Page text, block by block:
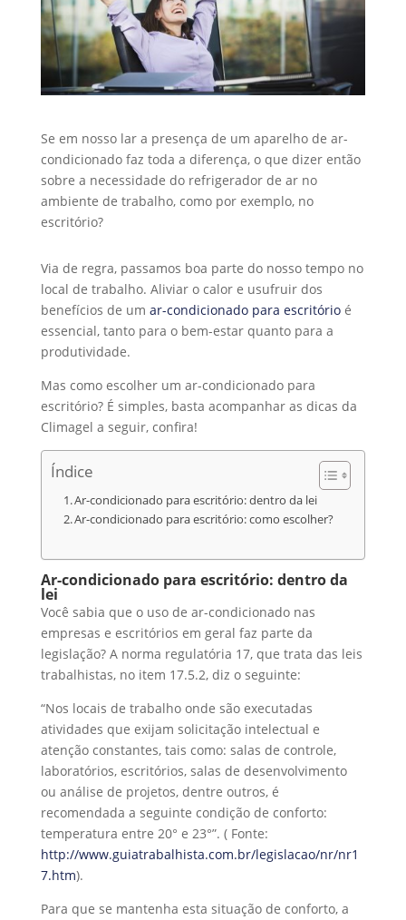
Se em nosso lar a presença de um aparelho de ar-
condicionado faz toda a diferença, o que dizer então
sobre a necessidade do refrigerador de ar no
ambiente de trabalho, como por exemplo, no
escritório?
Via de regra, passamos boa parte do nosso tempo no
local de trabalho. Aliviar o calor e usufruir dos
benefícios de um ar-condicionado para escritórioé
essencial, tanto para o bem-estar quanto para a
produtividade.
Mas como escolher um ar-condicionado para
escritório? É simples, basta acompanhar as dicas da
Climagel a seguir, confira!
Índice
Ar-condicionado para escritório: dentro da lei
Ar-condicionado para escritório: como escolher?
Ar-condicionado para escritório: dentro da
lei
Você sabia que o uso de ar-condicionado nas
empresas e escritórios em geral faz parte da
legislação? A norma regulatória 17, que trata das leis
trabalhistas, no item 17.5.2, diz o seguinte:
“Nos locais de trabalho onde são executadas
atividades que exijam solicitação intelectual e
atenção constantes, tais como: salas de controle,
laboratórios, escritórios, salas de desenvolvimento
ou análise de projetos, dentre outros, é
recomendada a seguinte condição de conforto:
temperatura entre 20° e 23°”. ( Fonte:
http://www.guiatrabalhista.com.br/legislacao/nr/nr1
7.htm).
Para que se mantenha esta situação de conforto, a